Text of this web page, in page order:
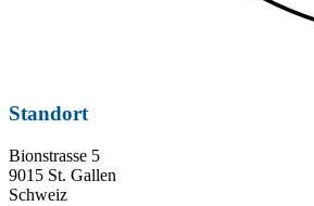
Standort
Bionstrasse 5
9015 St. Gallen
Schweiz